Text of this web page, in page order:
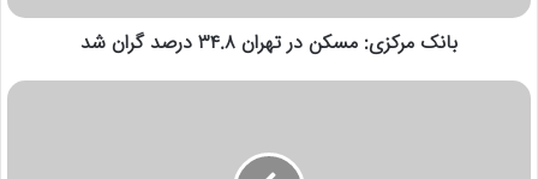
بانک مرکزی: مسکن در تهران ۳۴.۸ درصد گران شد